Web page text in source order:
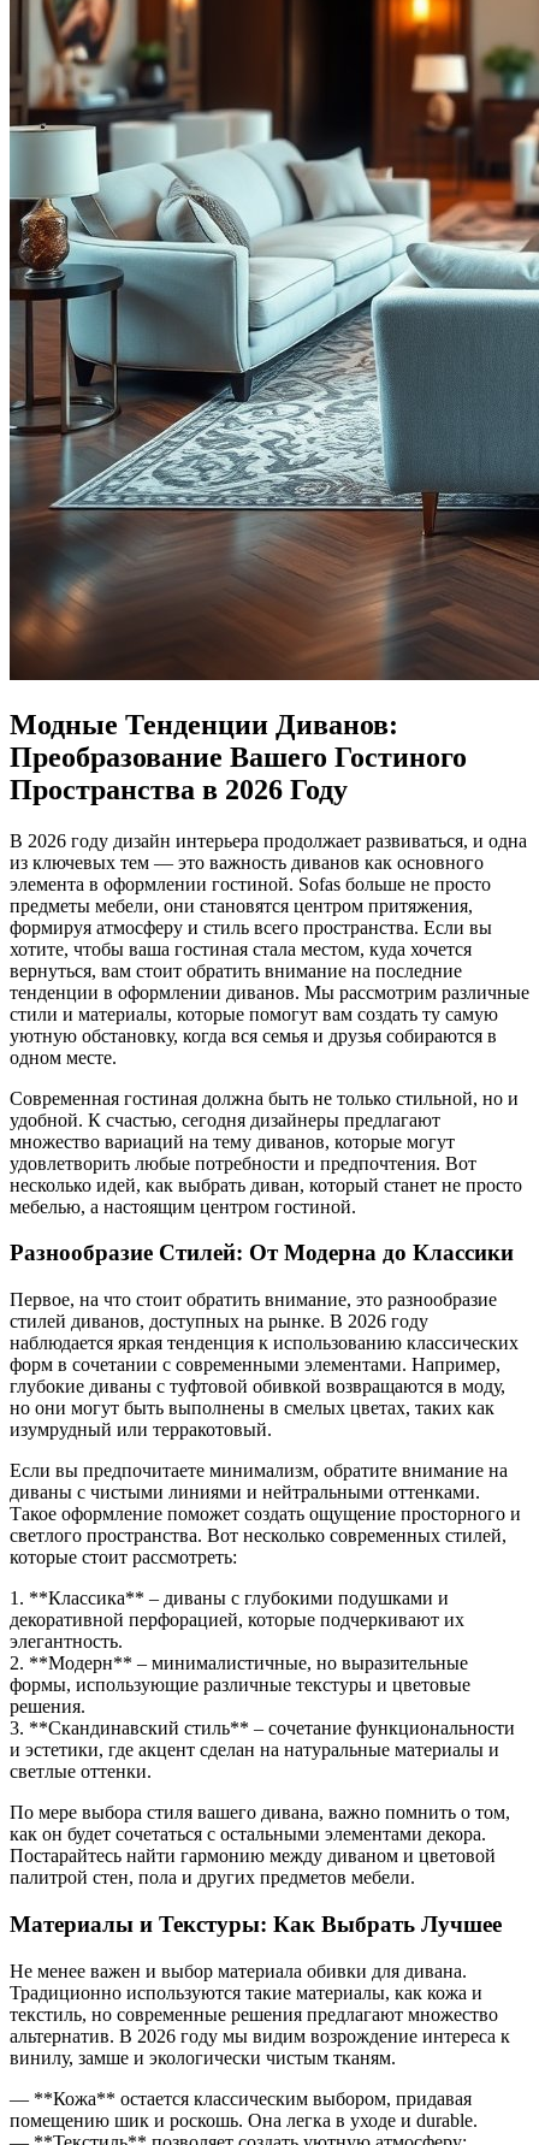
Модные Тенденции Диванов:
Преобразование Вашего Гостиного
Пространства в 2026 Году
В 2026 году дизайн интерьера продолжает развиваться, и одна
из ключевых тем — это важность диванов как основного
элемента в оформлении гостиной. Sofas больше не просто
предметы мебели, они становятся центром притяжения,
формируя атмосферу и стиль всего пространства. Если вы
хотите, чтобы ваша гостиная стала местом, куда хочется
вернуться, вам стоит обратить внимание на последние
тенденции в оформлении диванов. Мы рассмотрим различные
стили и материалы, которые помогут вам создать ту самую
уютную обстановку, когда вся семья и друзья собираются в
одном месте.
Современная гостиная должна быть не только стильной, но и
удобной. К счастью, сегодня дизайнеры предлагают
множество вариаций на тему диванов, которые могут
удовлетворить любые потребности и предпочтения. Вот
несколько идей, как выбрать диван, который станет не просто
мебелью, а настоящим центром гостиной.
Разнообразие Стилей: От Модерна до Классики
Первое, на что стоит обратить внимание, это разнообразие
стилей диванов, доступных на рынке. В 2026 году
наблюдается яркая тенденция к использованию классических
форм в сочетании с современными элементами. Например,
глубокие диваны с туфтовой обивкой возвращаются в моду,
но они могут быть выполнены в смелых цветах, таких как
изумрудный или терракотовый.
Если вы предпочитаете минимализм, обратите внимание на
диваны с чистыми линиями и нейтральными оттенками.
Такое оформление поможет создать ощущение просторного и
светлого пространства. Вот несколько современных стилей,
которые стоит рассмотреть:
1. **Классика** – диваны с глубокими подушками и
декоративной перфорацией, которые подчеркивают их
элегантность.
2. **Модерн** – минималистичные, но выразительные
формы, использующие различные текстуры и цветовые
решения.
3. **Скандинавский стиль** – сочетание функциональности
и эстетики, где акцент сделан на натуральные материалы и
светлые оттенки.
По мере выбора стиля вашего дивана, важно помнить о том,
как он будет сочетаться с остальными элементами декора.
Постарайтесь найти гармонию между диваном и цветовой
палитрой стен, пола и других предметов мебели.
Материалы и Текстуры: Как Выбрать Лучшее
Не менее важен и выбор материала обивки для дивана.
Традиционно используются такие материалы, как кожа и
текстиль, но современные решения предлагают множество
альтернатив. В 2026 году мы видим возрождение интереса к
винилу, замше и экологически чистым тканям.
— **Кожа** остается классическим выбором, придавая
помещению шик и роскошь. Она легка в уходе и durable.